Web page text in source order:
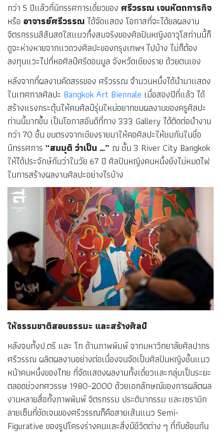
กว่า 5 ปีแล้วที่นิทรรศการเดี่ยวของ ศรีวรรณ เจนหัตถการกิจ
หรือ อาจารย์ศรีวรรณ ได้จัดแสดง โอกาสที่จะได้ยลผลงาน
จิตรกรรมสีสันสดใสแนวกึ่งสมจริงของศิลปินหญิงอาวุโสท่านนี้ก็
ดูจะห่างหายจากแวดวงศิลปะของกรุงเทพฯ ไปบ้าง ไม่ก็ต้อง
ลงทุนแวะไปที่หอศิลป์ศรีดอนมูล จังหวัดเชียงราย ด้วยตนเอง
หลังจากที่ผลงานคัดสรรของ ศรีวรรณ จำนวนหนึ่งได้นำมาแสดง
ในเทศกาลศิลปะ Bangkok Art Biennale เมื่อสองปีที่แล้ว ได้
สร้างแรงกระตุ้นให้คนศิลป์รุ่นใหม่อยากชมผลงานของครูศิลปะ
ท่านนี้มากขึ้น เป็นโอกาสอันดีที่ทาง 333 Gallery ได้ติดต่อนำงาน
กว่า 70 ชิ้น ขนตรงจากเชียงรายมาให้คอศิลปะให้ชมกันในชื่อ
นิทรรศการ “สมมุติ ว่าเป็น …” ณ ชั้น 3 River City Bangkok
ให้ได้ประจักษ์กันว่าในวัย 67 ปี ศิลปินหญิงคนหนึ่งยังไม่หมดไฟ
ในการสร้างผลงานศิลปะอย่างไรบ้าง
ให้ธรรมชาติสอนธรรมะ และสร้างศิลป์
หลังจบทั้งป.ตรี และ โท ด้านภาพพิมพ์ จากมหาวิทยาลัยศิลปากร
ศรีวรรณ ผลิตผลงานอย่างต่อเนื่องจนจัดเป็นศิลปินหญิงชั้นแนว
หน้าคนหนึ่งของไทย ที่จัดแสดงผลงานทั้งเดี่ยวและกลุ่มเป็นระยะ
ตลอดช่วงทศวรรษ 1980-2000 ด้วยเอกลักษณ์ของการผลิตผล
งานหลายสื่อทั้งภาพพิมพ์ จิตรกรรม ประติมากรรม และเซรามิก
ลายเซ็นที่ชัดเจนของศรีวรรณก็คือสายเส้นแนว Semi-
Figurative ของรูปโครงร่างคนและสิ่งมีชีวิตต่าง ๆ ที่ทับซ้อนกัน